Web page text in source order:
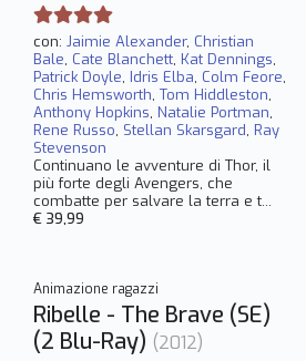
con: Jaimie Alexander, Christian
Bale, Cate Blanchett, Kat Dennings,
Patrick Doyle, Idris Elba, Colm Feore,
Chris Hemsworth, Tom Hiddleston,
Anthony Hopkins, Natalie Portman,
Rene Russo, Stellan Skarsgard, Ray
Stevenson
Continuano le avventure di Thor, il
più forte degli Avengers, che
combatte per salvare la terra e t...
€ 39,99
Animazione ragazzi
Ribelle - The Brave (SE)
(2 Blu-Ray) (2012)